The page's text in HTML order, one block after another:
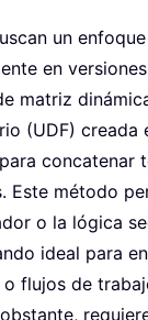
un
en
matriz
(UDF) creada
concatenar
Este método
o la lógica
ideal para
flujos de